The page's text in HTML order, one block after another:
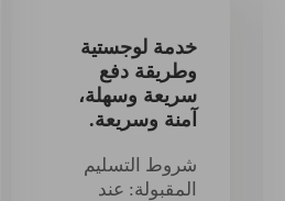
خدمة لوجستية
وطريقة دفع
سريعة وسهلة،
آمنة وسريعة.
شروط التسليم
المقبولة: عند